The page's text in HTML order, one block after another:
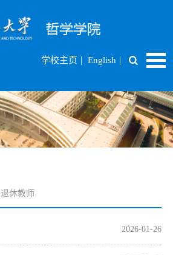
学校主页 | English |
退休教师
2026-01-26